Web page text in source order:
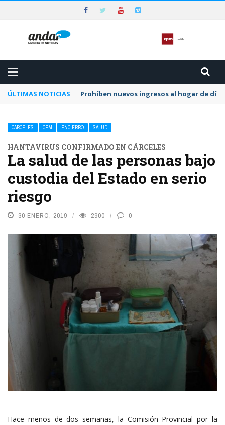
ÚLTIMAS NOTICIAS Prohíben nuevos ingresos al hogar de día
CÁRCELES CPM ENCIERRO SALUD
HANTAVIRUS CONFIRMADO EN CÁRCELES
La salud de las personas bajo
custodia del Estado en serio
riesgo
30 ENERO, 2019 2900 0
Hace menos de dos semanas, la Comisión Provincial por la